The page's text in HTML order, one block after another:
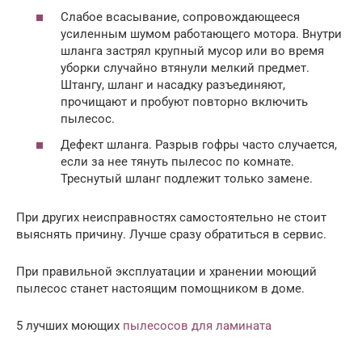
Слабое всасывание, сопровождающееся
усиленным шумом работающего мотора. Внутри
шланга застрял крупный мусор или во время
уборки случайно втянули мелкий предмет.
Штангу, шланг и насадку разъединяют,
прочищают и пробуют повторно включить
пылесос.
Дефект шланга. Разрыв гофры часто случается,
если за нее тянуть пылесос по комнате.
Треснутый шланг подлежит только замене.
При других неисправностях самостоятельно не стоит
выяснять причину. Лучше сразу обратиться в сервис.
При правильной эксплуатации и хранении моющий
пылесос станет настоящим помощником в доме.
5 лучших моющих пылесосов для ламината